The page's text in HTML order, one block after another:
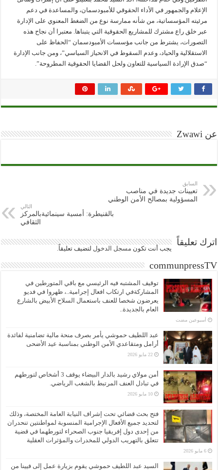
الإعلام والجمهور في الأداء الحقوقي للأمبودسمان، والمساعدة في دعم
مرئيته المؤسساتية، من شأنه ممارسة نوع من الضغط المعنوي على الإدارة
عبر خلق راع مشترك للمشاريع الحقوقية التي يتبناها. معتبرا أن نجاح هذه
التصورات، يشترط من جانب مؤسسات الأمبودسمان “الحفاظ على
الاستقلالية والحياد، وعدم السقوط في الانحياز السياسي”، ومن جانب الإدارة
“صدق الإرادة السياسية للتعاون ولحل القضايا الحقوقية المطروحة”.
عن Zwawi
السابق
تعيينات جديدة في مناصب
المسؤولية بمصالح الأمن الوطني
التالي
بالقنيطرة: أمسية سينمائيةبالمركز
الثقافي
اترك تعليقاً
يجب أنت تكون مسجل الدخول لتضيف تعليقاً.
communpressTV
توقيف المشتبه فيه الرئيسي مع باقي المتورطين في
المشاركةفي ارتكاب افعال إجرامية..، ظهروا في فديو
يعرضون شخصا للعنف باستعمال السلاح الأبيض بالشارع
العام بالجديدة..
‏أسبوعين مضت
عبد اللطيف حموشي يأمر بصرف منحة مالية تضامنية لفائدة
أرامل ومتقاعدي الأمن الوطني بمناسبة عيد الأضحى
22 مايو 2026
أمن مولاي رشيد بالدار البيضاء يوقف 3 أشخاص لتورطهم
في تبادل العنف المرتبط بالشغب الرياضي.
10 مايو 2026
فتح بحث قضائي تحت إشراف النيابة العامة المختصة، وذلك
لتحديد جميع الأفعال الإجرامية المنسوبة لمواطنتين تنحدران
من إحدى دول إفريقيا جنوب الصحراء لتورطهما في قضية
تتعلق بالتهريب الدولي للمخدرات والمؤثرات العقلية
6 مايو 2026
السيد عبد اللطيف حموشي يقوم بزيارة عمل إلى فيينا من